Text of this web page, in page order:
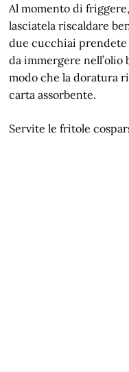
Al momento di
lasciatela riscaldare
due cucchiai prendete
da immergere nell’olio
modo che la doratura
carta assorbente.
Servite le frìtole